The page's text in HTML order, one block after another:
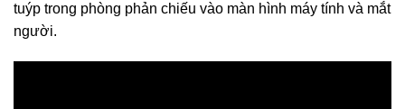
tuýp trong phòng phản chiếu vào màn hình máy tính và mắt
người.